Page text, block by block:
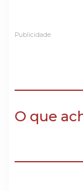
Publicidade
O que